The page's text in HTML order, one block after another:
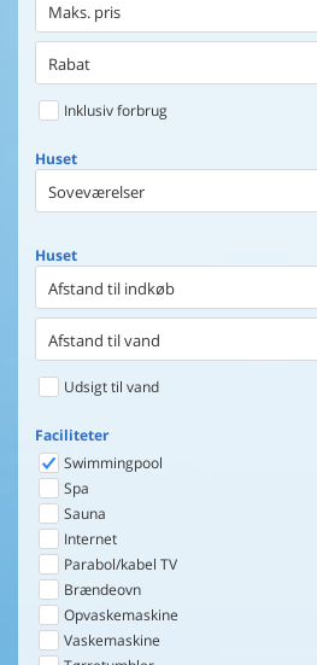
Maks. pris
Rabat
Inklusiv forbrug
Huset
Soveværelser
Huset
Afstand til indkøb
Afstand til vand
Udsigt til vand
Faciliteter
Swimmingpool
Spa
Sauna
Internet
Parabol/kabel TV
Brændeovn
Opvaskemaskine
Vaskemaskine